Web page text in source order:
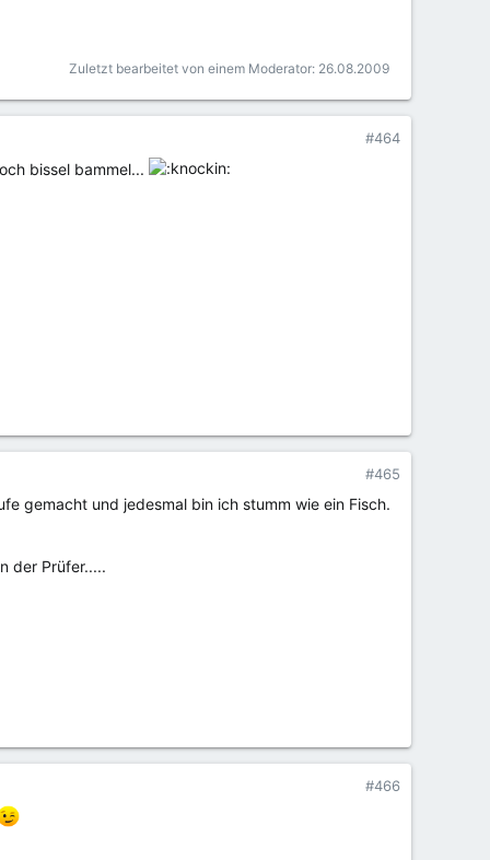
Zuletzt bearbeitet von einem Moderator: 26.08.2009
#464
bissel bammel...
#465
gemacht und jedesmal bin ich stumm wie ein Fisch.
der Prüfer.....
#466